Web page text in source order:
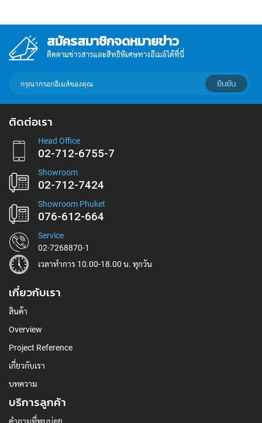
สมัครสมาชิกจดหมายข่าว
ติดตามข่าวสารและสิทธิพิเศษทางอีเมล์ได้ที่นี่
อีเมล์
รับ
ยืนยัน
ติดต่อเรา
Head Office
02-712-6755-7
Showroom
02-712-7424
Showroom Phuket
076-612-664
Service
02-7268870-1
เวลาทำการ 10.00-18.00 น. ทุกวัน
เกี่ยวกับเรา
สินค้า
Overview
Project Reference
เกี่ยวกับเรา
บทความ
บริการลูกค้า